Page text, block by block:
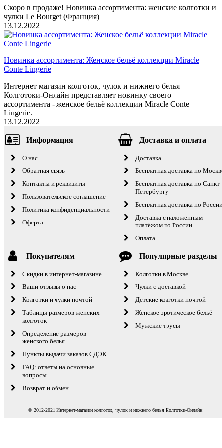
Скоро в продаже! Новинка ассортимента: женские колготки и
чулки Le Bourget (Франция)
13.12.2022
Новинка ассортимента: Женское бельё коллекции Miracle
Conte Lingerie
Интернет магазин колготок, чулок и нижнего белья
Колготоки-Онлайн представляет новинку своего
ассортимента - женское бельё коллекции Miracle Conte
Lingerie.
13.12.2022
Информация
О нас
Обратная связь
Контакты и реквизиты
Пользовательское соглашение
Политика конфиденциальности
Оферта
Доставка и оплата
Доставка
Бесплатная доставка по
Бесплатная доставка по Санкт-
Петербургу
Бесплатная доставка по
Доставка с наложенным
платёжом по России
Оплата
Покупателям
Скидки в интернет-магазине
Ваши отзывы о нас
Колготки и чулки почтой
Таблицы размеров женских
колготок
Определение размеров
женского белья
Пункты выдачи заказов СДЭК
FAQ: ответы на основные
вопросы
Возврат и обмен
Популярные разделы
Колготки в Москве
Чулки с доставкой
Детские колготки почтой
Женское эротическое бельё
Мужские трусы
© 2012-2021 Интернет-магазин колготок, чулок и нижнего белья Колготки-Онлайн